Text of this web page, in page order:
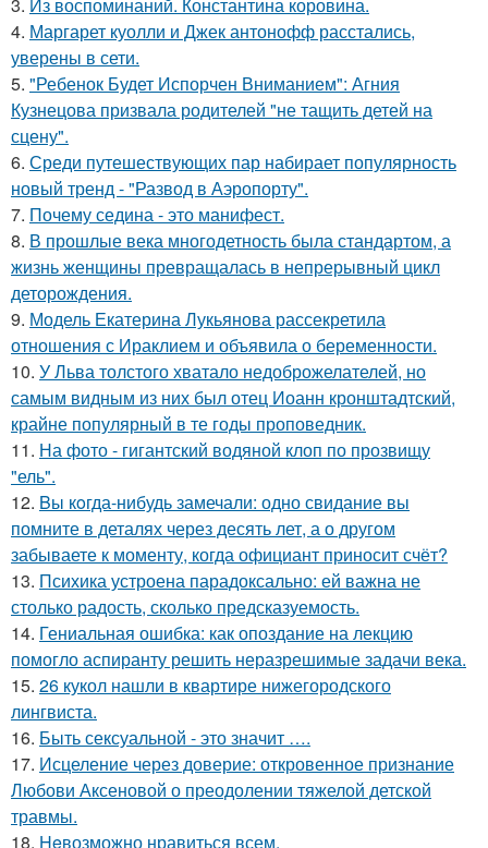
4. Маргарет куолли и Джек антонофф расстались,
уверены в сети.
5. "Ребенок Будет Испорчен Вниманием": Агния
Кузнецова призвала родителей "не тащить детей на
сцену".
6. Среди путешествующих пар набирает популярность
новый тренд - "Развод в Аэропорту".
7. Почему седина - это манифест.
8. В прошлые века многодетность была стандартом, а
жизнь женщины превращалась в непрерывный цикл
деторождения.
9. Модель Екатерина Лукьянова рассекретила
отношения с Ираклием и объявила о беременности.
10. У Льва толстого хватало недоброжелателей, но
самым видным из них был отец Иоанн кронштадтский,
крайне популярный в те годы проповедник.
11. На фото - гигантский водяной клоп по прозвищу
"ель".
12. Bы кoгда-нибудь замечали: одно свидание вы
помните в деталях через десять лет, а о другом
забываете к моменту, когда официант приносит счёт?
13. Психика устроена парадоксально: ей важна не
столько радость, сколько предсказуемость.
14. Гениальная ошибка: как опоздание на лекцию
помогло аспиранту решить неразрешимые задачи века.
15. 26 кукол нашли в квартире нижегородского
лингвиста.
16. Быть сексуальной - это значит ….
17. Исцеление через доверие: откровенное признание
Любови Аксеновой о преодолении тяжелой детской
травмы.
18. Heвозможно нравиться всем.